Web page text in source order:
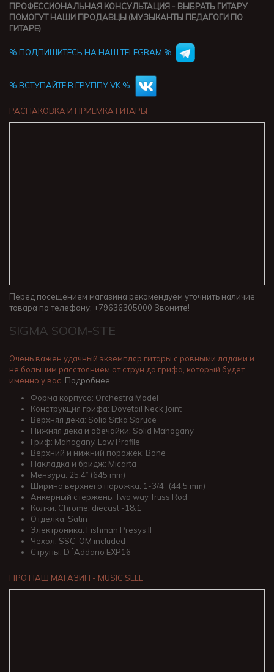
ПРОФЕССИОНАЛЬНАЯ КОНСУЛЬТАЦИЯ - ВЫБРАТЬ ГИТАРУ
ПОМОГУТ НАШИ ПРОДАВЦЫ (МУЗЫКАНТЫ ПЕДАГОГИ ПО
ГИТАРЕ)
% ПОДПИШИТЕСЬ НА НАШ TELEGRAM %
% ВСТУПАЙТЕ В ГРУППУ VK %
РАСПАКОВКА И ПРИЕМКА ГИТАРЫ
Перед посещением магазина рекомендуем уточнить наличие
товара по телефону: +79636305000 Звоните!
SIGMA SOOM-STE
Очень важен удачный экземпляр гитары с ровными ладами и
не большим расстоянием от струн до грифа, который будет
именно у вас. Подробнее …
Форма корпуса: Orchestra Model
Конструкция грифа: Dovetail Neck Joint
Верхняя дека: Solid Sitka Spruce
Нижняя дека и обечайки: Solid Mahogany
Гриф: Mahogany, Low Profile
Верхний и нижний порожек: Bone
Накладка и бридж: Micarta
Мензура: 25.4” (645 mm)
Ширина верхнего порожка: 1-3/4” (44,5 mm)
Анкерный стержень: Two way Truss Rod
Колки: Chrome, diecast -18:1
Отделка: Satin
Электроника: Fishman Presys II
Чехол: SSC-OM included
Струны: D´Addario EXP16
ПРО НАШ МАГАЗИН - MUSIC SELL